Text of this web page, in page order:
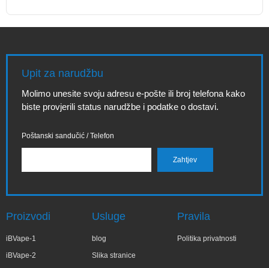
Upit za narudžbu
Molimo unesite svoju adresu e-pošte ili broj telefona kako
biste provjerili status narudžbe i podatke o dostavi.
Poštanski sandučić / Telefon
Proizvodi
iBVape-1
iBVape-2
Usluge
blog
Slika stranice
Pravila
Politika privatnosti